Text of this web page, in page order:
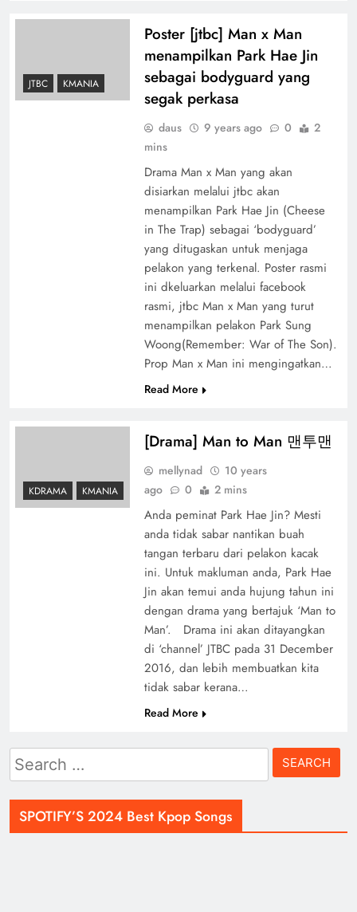
JTBC KMANIA
Poster [jtbc] Man x Man
menampilkan Park Hae Jin
sebagai bodyguard yang
segak perkasa
daus 9 years ago 0
2
mins
Drama Man x Man yang akan
disiarkan melalui jtbc akan
menampilkan Park Hae Jin (Cheese
in The Trap) sebagai ‘bodyguard’
yang ditugaskan untuk menjaga
pelakon yang terkenal. Poster rasmi
ini dkeluarkan melalui facebook
rasmi, jtbc Man x Man yang turut
menampilkan pelakon Park Sung
Woong(Remember: War of The Son).
Prop Man x Man ini mengingatkan…
Read More
KDRAMA KMANIA
[Drama] Man to Man 맨투맨
mellynad
10 years
ago
0 2 mins
Anda peminat Park Hae Jin? Mesti
anda tidak sabar nantikan buah
tangan terbaru dari pelakon kacak
ini. Untuk makluman anda, Park Hae
Jin akan temui anda hujung tahun ini
dengan drama yang bertajuk ‘Man to
Man’. Drama ini akan ditayangkan
di ‘channel’ JTBC pada 31 December
2016, dan lebih membuatkan kita
tidak sabar kerana…
Read More
Search
for:
SPOTIFY’S 2024 Best Kpop Songs